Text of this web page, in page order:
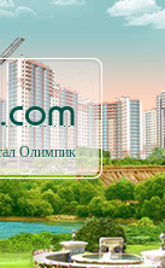
Олимпик